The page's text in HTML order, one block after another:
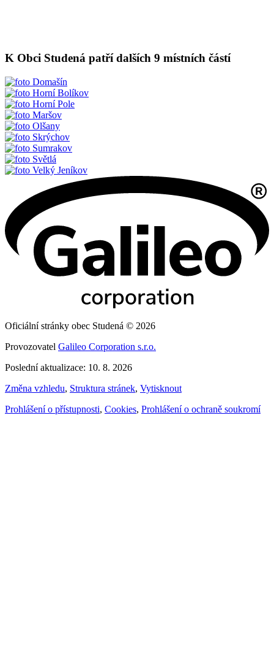
K Obci Studená patří dalších 9 místních částí
Domašín
Horní Bolíkov
Horní Pole
Maršov
Olšany
Skrýchov
Sumrakov
Světlá
Velký Jeníkov
Oficiální stránky obec Studená © 2026
Provozovatel Galileo Corporation s.r.o.
Poslední aktualizace: 10. 8. 2026
Změna vzhledu, Struktura stránek, Vytisknout
Prohlášení o přístupnosti, Cookies, Prohlášení o ochraně soukromí